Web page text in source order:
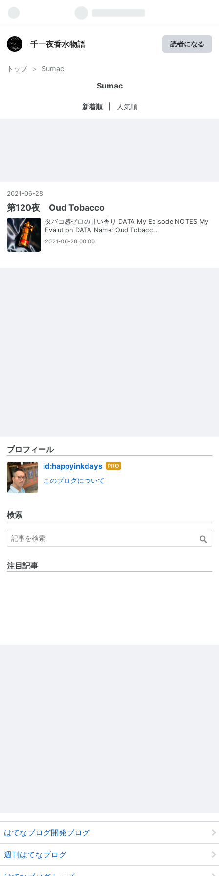
千一夜香水物語 読者になる
トップ > Sumac
Sumac
新着順 人気順
2021 -06-28
第120夜 Oud Tobacco
タバコ感ゼロの甘い香り DATA My Episode NOTES My
Evalution DATA Name: Oud Tobacc…
2021-06-28 00:00
プロフィール
id:happyinkdays はて
このブログについて
検索
注目記事
はてなブログ開発ブログ
週刊はてなブログ